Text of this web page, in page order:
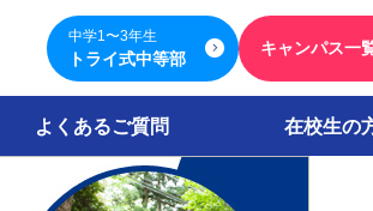
中学1〜3年生
トライ式中等部
キャンパス一
よくあるご質問 在校生の